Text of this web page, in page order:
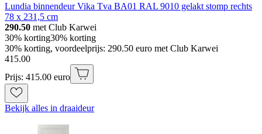
Lundia binnendeur Vika Tva BA01 RAL 9010 gelakt stomp rechts
78 x 231,5 cm
290.50 met Club Karwei
30% korting30% korting
30% korting, voordeelprijs: 290.50 euro met Club Karwei
415.00
Prijs: 415.00 euro
Bekijk alles in draaideur